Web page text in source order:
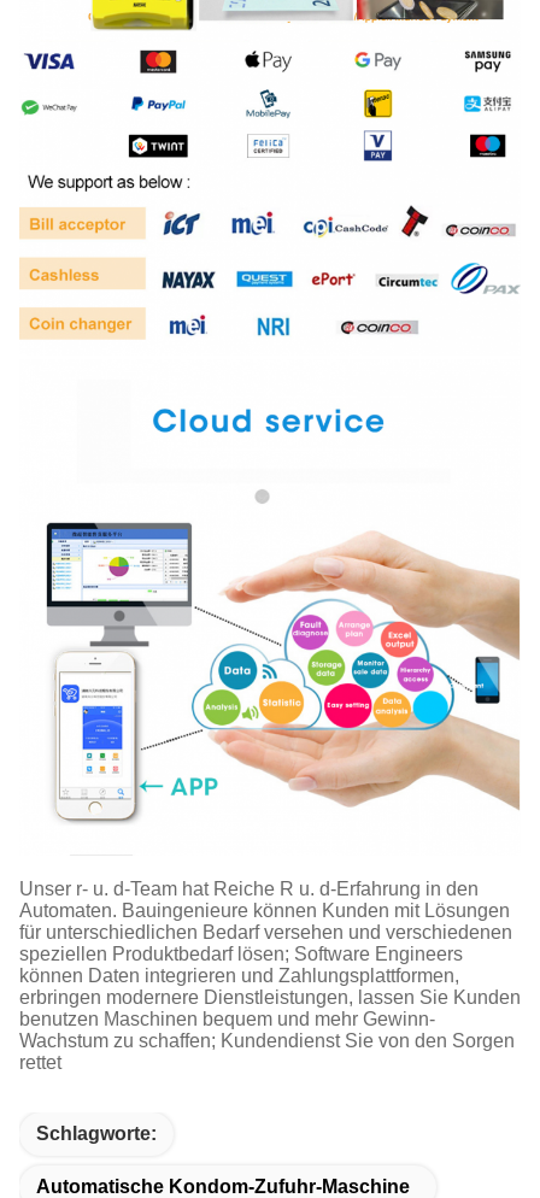
Unser r- u. d-Team hat Reiche R u. d-Erfahrung in den
Automaten. Bauingenieure können Kunden mit Lösungen
für unterschiedlichen Bedarf versehen und verschiedenen
speziellen Produktbedarf lösen; Software Engineers
können Daten integrieren und Zahlungsplattformen,
erbringen modernere Dienstleistungen, lassen Sie Kunden
benutzen Maschinen bequem und mehr Gewinn-
Wachstum zu schaffen; Kundendienst Sie von den Sorgen
rettet
Schlagworte:
Automatische Kondom-Zufuhr-Maschine